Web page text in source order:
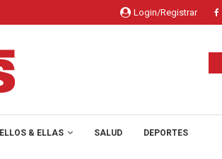
Login/Registrar
ELLOS & ELLAS SALUD DEPORTES